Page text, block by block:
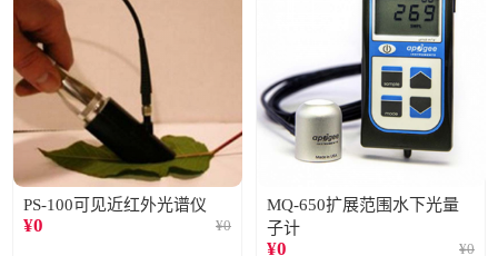
PS-100可见近红外光谱仪
¥0 ¥0
MQ-650扩展范围水下光量
子计
¥0 ¥0